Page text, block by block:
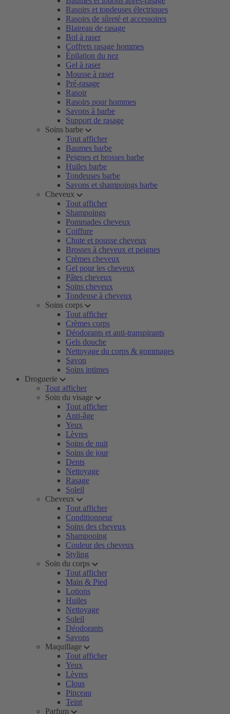
Rasoirs et tondeuses électriques
Rasoirs de sûreté et accessoires
Blaireau de rasage
Bol à raser
Coffrets rasage hommes
Épilation du nez
Gel à raser
Mousse à raser
Pré-rasage
Rasoir
Rasoirs pour hommes
Savons à barbe
Support de rasage
Soins barbe
Tout afficher
Baumes barbe
Peignes et brosses barbe
Huiles barbe
Tondeuses barbe
Savons et shampoings barbe
Cheveux
Tout afficher
Shampoings
Pommades cheveux
Coiffure
Chute et pousse cheveux
Brosses à cheveux et peignes
Crèmes cheveux
Gel pour les cheveux
Pâtes cheveux
Soins cheveux
Tondeuse à cheveux
Soins corps
Tout afficher
Crèmes corps
Déodorants et anti-transpirants
Gels douche
Nettoyage du corps & gommages
Savon
Soins intimes
Droguerie
Tout afficher
Soin du visage
Tout afficher
Anti-âge
Yeux
Lèvres
Soins de nuit
Soins de jour
Dents
Nettoyage
Rasage
Soleil
Cheveux
Tout afficher
Conditionneur
Soins des cheveux
Shampooing
Couleur des cheveux
Styling
Soin du corps
Tout afficher
Main & Pied
Lotions
Huiles
Nettoyage
Soleil
Déodorants
Savons
Maquillage
Tout afficher
Yeux
Lèvres
Clous
Pinceau
Teint
Parfum